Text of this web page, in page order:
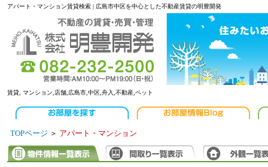
アパート・マンション賃貸検索 | 広島市中区を中心とした不動産賃貸の明豊開発
賃貸, マンション,店舗,広島市,中区,舟入,不動産,ペット
TOPページ ＞ アパート・マンション